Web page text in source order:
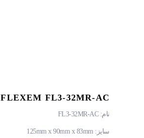
FLEXEM FL3-32MR-AC
نام: FL3-32MR-AC
سایز: 125mm x 90mm x 83mm